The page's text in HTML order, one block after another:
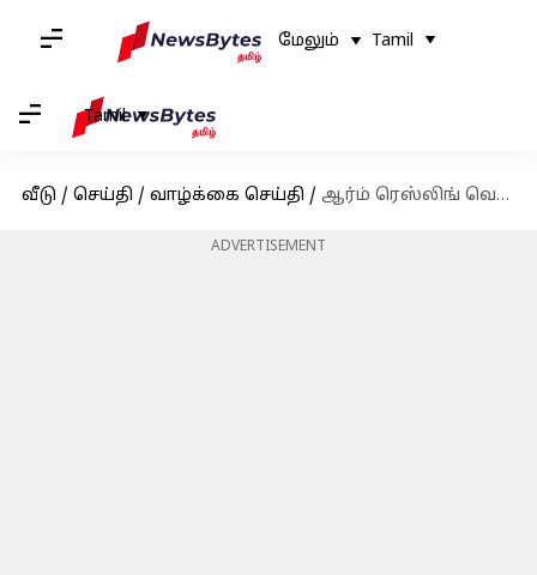
மேலும் Tamil
Tamil
வீடு / செய்தி / வாழ்க்கை செய்தி / ஆர்ம் ரெஸ்லிங் வெறும் விளையாட்டு மட்டுமல்ல: ஏன் என்று இங்கே பார்க்கலாம்
ADVERTISEMENT